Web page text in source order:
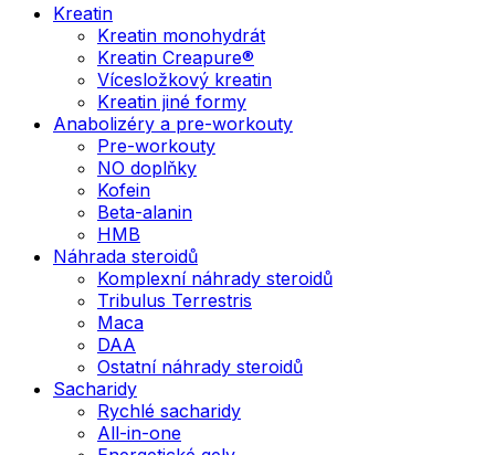
Kreatin
Kreatin monohydrát
Kreatin Creapure®
Vícesložkový kreatin
Kreatin jiné formy
Anabolizéry a pre-workouty
Pre-workouty
NO doplňky
Kofein
Beta-alanin
HMB
Náhrada steroidů
Komplexní náhrady steroidů
Tribulus Terrestris
Maca
DAA
Ostatní náhrady steroidů
Sacharidy
Rychlé sacharidy
All-in-one